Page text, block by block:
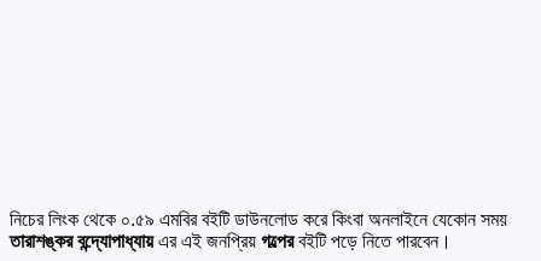
নিচের লিংক থেকে ০.৫৯ এমবির বইটি ডাউনলোড করে কিংবা অনলাইনে যেকোন সময়
তারাশঙ্কর বন্দ্যোপাধ্যায়এর এই জনপ্রিয় গল্পেরবইটি পড়ে নিতে পারবেন।